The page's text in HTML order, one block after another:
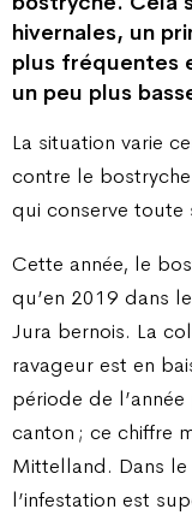
hivernales, un
plus fréquentes
un peu plus
La situation varie
contre le
qui conserve toute
Cette année, le
qu’en 2019 dans
Jura bernois. La
ravageur est en
période de
canton ; ce chiffre
Mittelland. Dans
l’infestation est